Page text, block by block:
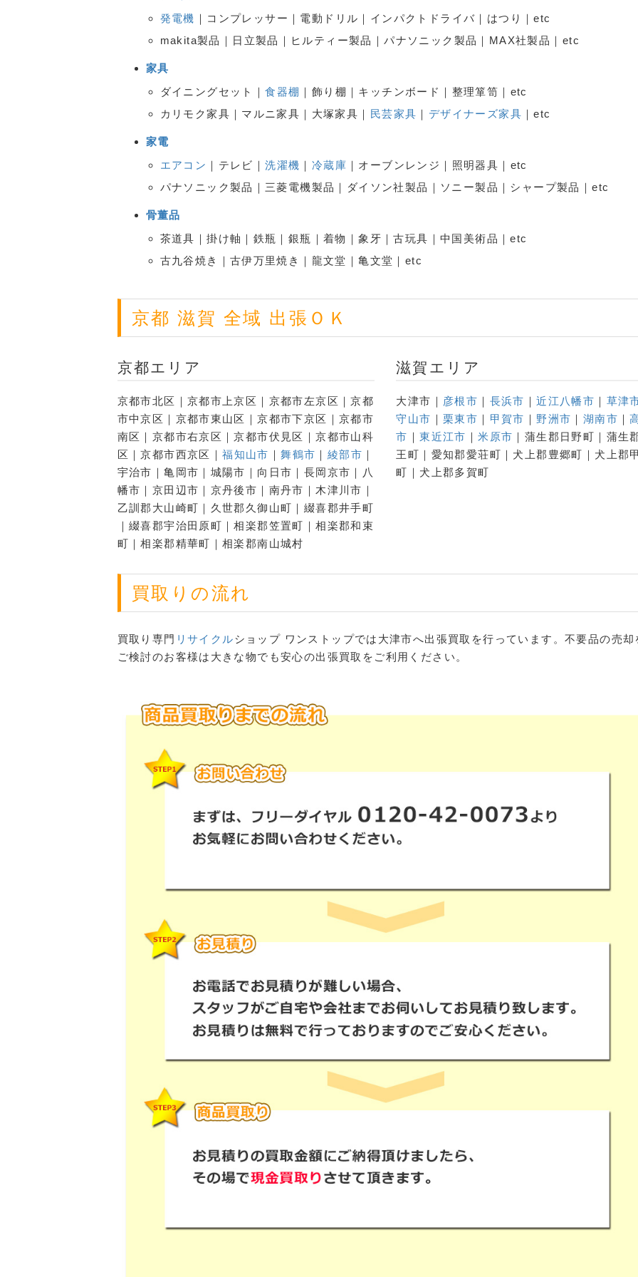
発電機 ｜コンプレッサー｜電動ドリル｜インパクトドライバ｜はつり｜etc
makita製品｜日立製品｜ヒルティー製品｜パナソニック製品｜MAX社製品｜etc
家具
ダイニングセット｜食器棚 ｜飾り棚｜キッチンボード｜整理箪笥｜etc
カリモク家具｜マルニ家具｜大塚家具｜ 民芸家具 ｜ デザイナーズ家具 ｜etc
家電
エアコン ｜テレビ｜洗濯機 ｜ 冷蔵庫 ｜オーブンレンジ｜照明器具｜etc
パナソニック製品｜三菱電機製品｜ダイソン社製品｜ソニー製品｜シャープ製品｜etc
骨董品
茶道具｜掛け軸｜鉄瓶｜銀瓶｜着物｜象牙｜古玩具｜中国美術品｜etc
古九谷焼き｜古伊万里焼き｜龍文堂｜亀文堂｜etc
京都 滋賀 全域 出張ＯＫ
京都エリア
京都市北区｜京都市上京区｜京都市左京区｜京都
市中京区｜京都市東山区｜京都市下京区｜京都市
南区｜京都市右京区｜京都市伏見区｜京都市山科
区｜京都市西京区｜福知山市 ｜舞鶴市 ｜ 綾部市 ｜
宇治市｜亀岡市｜城陽市｜向日市｜長岡京市｜八
幡市｜京田辺市｜京丹後市｜南丹市｜木津川市｜
乙訓郡大山崎町｜久世郡久御山町｜綴喜郡井手町
｜綴喜郡宇治田原町｜相楽郡笠置町｜相楽郡和束
町｜相楽郡精華町｜相楽郡南山城村
滋賀エリア
大津市｜ 彦根市 ｜ 長浜市 ｜近江八幡市 ｜ 草津
守山市 ｜ 栗東市 ｜ 甲賀市 ｜ 野洲市 ｜ 湖南市 ｜
市 ｜東近江市 ｜米原市 ｜蒲生郡日野町｜蒲生
王町｜愛知郡愛荘町｜犬上郡豊郷町｜犬上郡
町｜犬上郡多賀町
買取りの流れ
買取り専門 リサイクルショップ ワンストップでは大津市へ出張買取を行っています。不要品の売却
ご検討のお客様は大きな物でも安心の出張買取をご利用ください。